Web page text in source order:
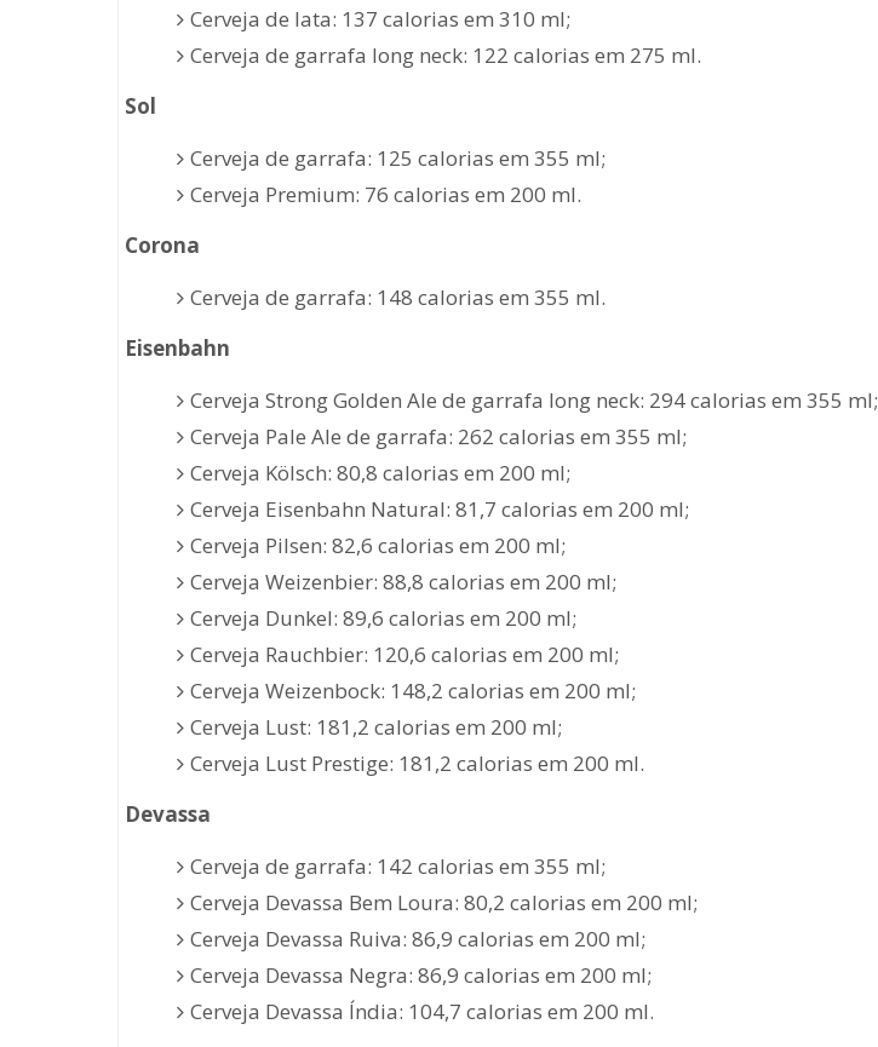
Cerveja de lata: 137 calorias em 310 ml;
Cerveja de garrafa long neck: 122 calorias em 275 ml.
Sol
Cerveja de garrafa: 125 calorias em 355 ml;
Cerveja Premium: 76 calorias em 200 ml.
Corona
Cerveja de garrafa: 148 calorias em 355 ml.
Eisenbahn
Cerveja Strong Golden Ale de garrafa long neck: 294 calorias em 355 ml;
Cerveja Pale Ale de garrafa: 262 calorias em 355 ml;
Cerveja Kölsch: 80,8 calorias em 200 ml;
Cerveja Eisenbahn Natural: 81,7 calorias em 200 ml;
Cerveja Pilsen: 82,6 calorias em 200 ml;
Cerveja Weizenbier: 88,8 calorias em 200 ml;
Cerveja Dunkel: 89,6 calorias em 200 ml;
Cerveja Rauchbier: 120,6 calorias em 200 ml;
Cerveja Weizenbock: 148,2 calorias em 200 ml;
Cerveja Lust: 181,2 calorias em 200 ml;
Cerveja Lust Prestige: 181,2 calorias em 200 ml.
Devassa
Cerveja de garrafa: 142 calorias em 355 ml;
Cerveja Devassa Bem Loura: 80,2 calorias em 200 ml;
Cerveja Devassa Ruiva: 86,9 calorias em 200 ml;
Cerveja Devassa Negra: 86,9 calorias em 200 ml;
Cerveja Devassa Índia: 104,7 calorias em 200 ml.